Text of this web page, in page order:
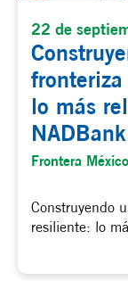
22 de
lo más
Frontera
Construyendo
resiliente: lo